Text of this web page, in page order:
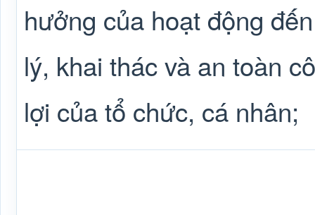
hưởng của hoạt động
lý, khai thác và an toàn
lợi của tổ chức, cá nhân;